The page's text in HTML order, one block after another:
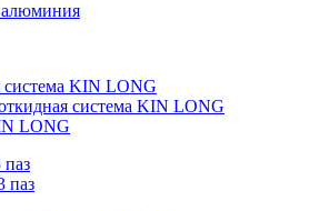
алюминия
система KIN LONG
система KIN LONG
LONG
паз